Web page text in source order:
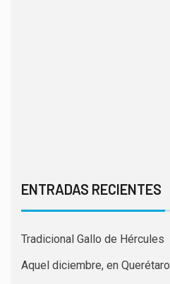
ENTRADAS RECIENTES
Tradicional Gallo de Hércules
Aquel diciembre, en Querétaro